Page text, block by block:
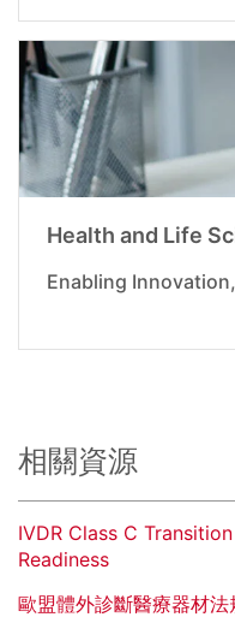
Health and Life
Enabling
相關資源
IVDR Class C
Readiness
歐盟體外診斷醫療器材法